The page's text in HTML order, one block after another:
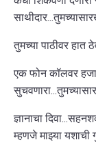
तुमच्या पाठीवर हात
एक फोन कॉलवर
ज्ञानाचा
म्हणजे माझ्या यशाची